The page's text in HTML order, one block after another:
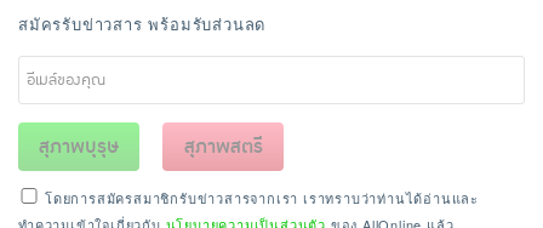
สมัครรับข่าวสาร พร้อมรับส่วนลด
สุภาพบุรุษ สุภาพสตรี
โดยการสมัครสมาชิกรับข่าวสารจากเรา เราทราบว่าท่านได้อ่านและ
ทำความเข้าใจเกี่ยวกับ นโยบายความเป็นส่วนตัว ของ AllOnline แล้ว